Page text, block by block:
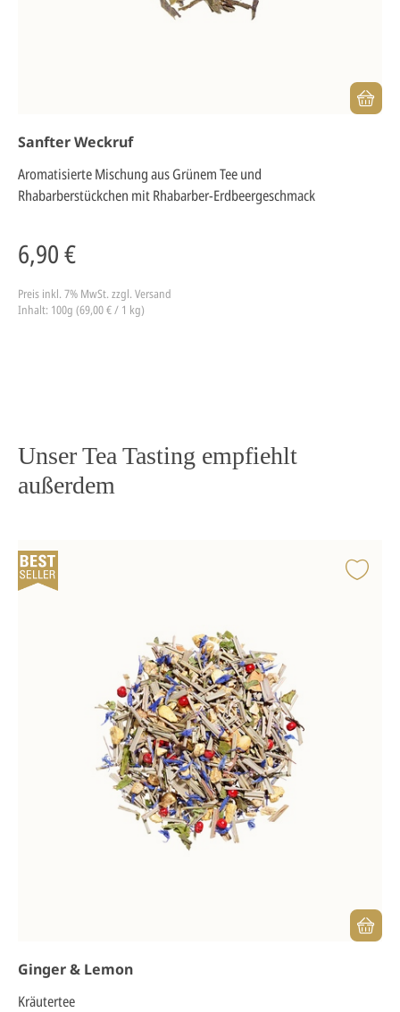
Sanfter Weckruf
Aromatisierte Mischung aus Grünem Tee und
Rhabarberstückchen mit Rhabarber-Erdbeergeschmack
6,90 €
Preis inkl. 7% MwSt. zzgl. Versand
Inhalt: 100g (69,00 € / 1 kg)
Unser Tea Tasting empfiehlt
außerdem
Ginger & Lemon
Kräutertee